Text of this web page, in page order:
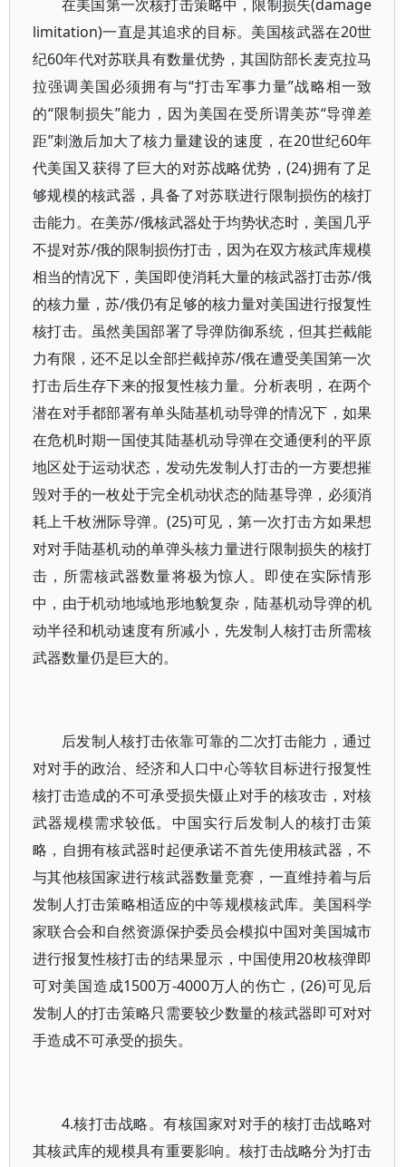
在美国第一次核打击策略中，限制损失(damage
limitation)一直是其追求的目标。美国核武器在20世
纪60年代对苏联具有数量优势，其国防部长麦克拉马
拉强调美国必须拥有与“打击军事力量”战略相一致
的“限制损失”能力，因为美国在受所谓美苏“导弹差
距”刺激后加大了核力量建设的速度，在20世纪60年
代美国又获得了巨大的对苏战略优势，(24)拥有了足
够规模的核武器，具备了对苏联进行限制损伤的核打
击能力。在美苏/俄核武器处于均势状态时，美国几乎
不提对苏/俄的限制损伤打击，因为在双方核武库规模
相当的情况下，美国即使消耗大量的核武器打击苏/俄
的核力量，苏/俄仍有足够的核力量对美国进行报复性
核打击。虽然美国部署了导弹防御系统，但其拦截能
力有限，还不足以全部拦截掉苏/俄在遭受美国第一次
打击后生存下来的报复性核力量。分析表明，在两个
潜在对手都部署有单头陆基机动导弹的情况下，如果
在危机时期一国使其陆基机动导弹在交通便利的平原
地区处于运动状态，发动先发制人打击的一方要想摧
毁对手的一枚处于完全机动状态的陆基导弹，必须消
耗上千枚洲际导弹。(25)可见，第一次打击方如果想
对对手陆基机动的单弹头核力量进行限制损失的核打
击，所需核武器数量将极为惊人。即使在实际情形
中，由于机动地域地形地貌复杂，陆基机动导弹的机
动半径和机动速度有所减小，先发制人核打击所需核
武器数量仍是巨大的。
后发制人核打击依靠可靠的二次打击能力，通过
对对手的政治、经济和人口中心等软目标进行报复性
核打击造成的不可承受损失慑止对手的核攻击，对核
武器规模需求较低。中国实行后发制人的核打击策
略，自拥有核武器时起便承诺不首先使用核武器，不
与其他核国家进行核武器数量竞赛，一直维持着与后
发制人打击策略相适应的中等规模核武库。美国科学
家联合会和自然资源保护委员会模拟中国对美国城市
进行报复性核打击的结果显示，中国使用20枚核弹即
可对美国造成1500万-4000万人的伤亡，(26)可见后
发制人的打击策略只需要较少数量的核武器即可对对
手造成不可承受的损失。
4.核打击战略。有核国家对对手的核打击战略对
其核武库的规模具有重要影响。核打击战略分为打击